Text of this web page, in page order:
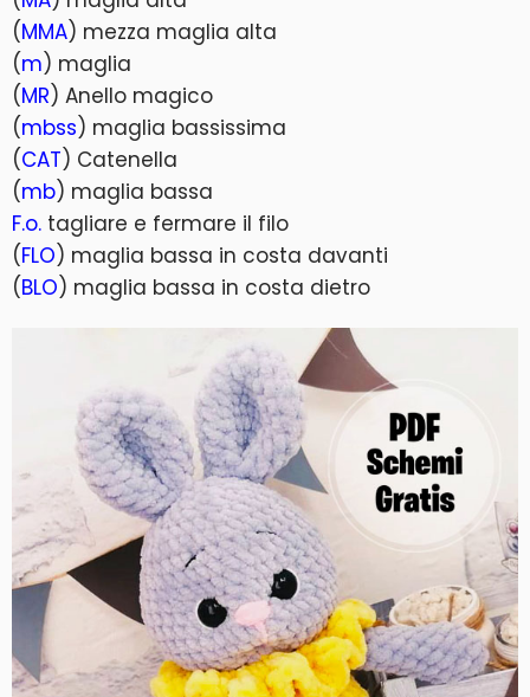
(MMA) mezza maglia alta
(m) maglia
(MR) Anello magico
(mbss) maglia bassissima
(CAT) Catenella
(mb) maglia bassa
F.o. tagliare e fermare il filo
(FLO) maglia bassa in costa davanti
(BLO) maglia bassa in costa dietro